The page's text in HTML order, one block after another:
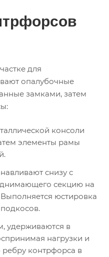
для
опалубочные
замками, затем
консоли
элементы рамы
снизу с
секцию на
юстировка
удерживаются в
нагрузки и
контрфорса в